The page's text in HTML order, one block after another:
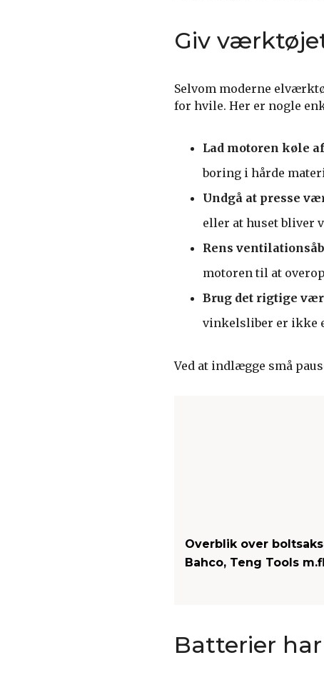
Giv
Selvom moderne
for hvile. Her er nogle
Lad motoren køle af
boring i hårde
Undgå at presse
eller at huset bliver
Rens
motoren til at
Brug det rigtige
vinkelsliber er ikke
Ved at indlægge små
Overblik over
Bahco, Teng Tools
Batterier